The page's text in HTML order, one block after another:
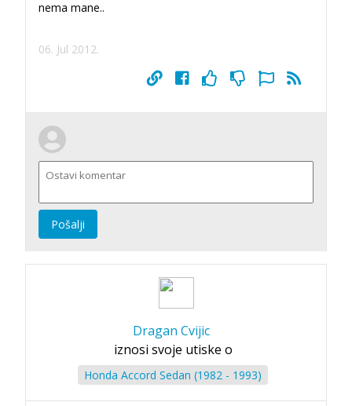
nema mane..
06. Jul 2012.
Pošalji
Dragan Cvijic
iznosi svoje utiske o
Honda Accord Sedan (1982 - 1993)